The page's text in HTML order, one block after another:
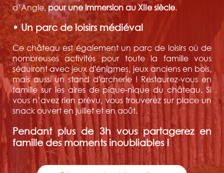
d’Angle, pour une immersion au XIIe siècle.
• Un parc de loisirs médiéval
Ce château est également un parc de loisirs où de
nombreuses activités pour toute la famille vous
séduiront avec jeux d'énigmes, jeux anciens en bois,
mais aussi un stand d'archerie ! Restaurez-vous en
famille sur les aires de pique-nique du château. Si
vous n’avez rien prévu, vous trouverez sur place un
snack ouvert en juillet et en août.
Pendant plus de 3h vous partagerez en
famille des moments inoubliables !